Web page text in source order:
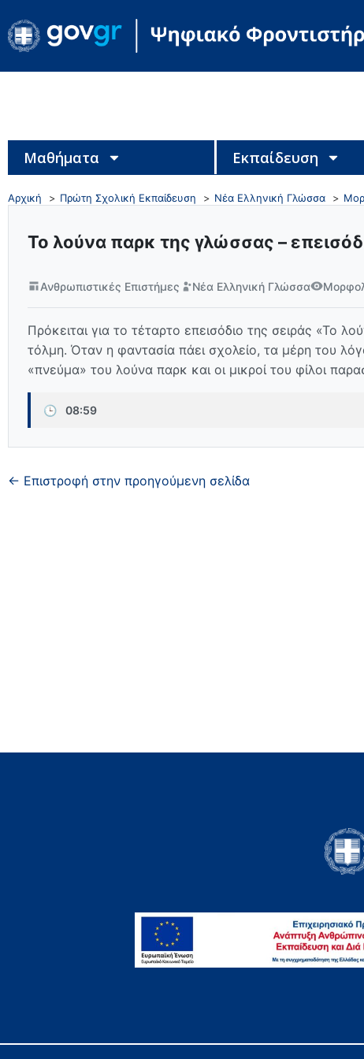
Μαθήματα Εκπαίδευση
Αρχική Πρώτη Σχολική Εκπαίδευση Νέα Ελληνική Γλώσσα
Το λούνα παρκ της γλώσσας –
Ανθρωπιστικές Επιστήμες Νέα Ελληνική Γλώσσα
Πρόκειται για το τέταρτο επεισόδιο της σειράς «Το
τόλμη. Όταν η φαντασία πάει σχολείο, τα μέρη του
«πνεύμα» του λούνα παρκ και οι μικροί του φίλοι
🕒 08:59
← Επιστροφή στην προηγούμενη σελίδα